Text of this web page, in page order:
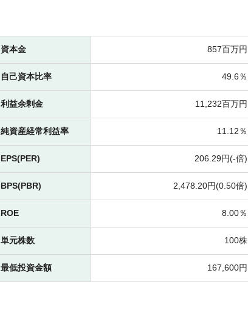
資本金 857百万円
自己資本比率 49.6％
利益余剰金 11,232百万円
純資産経常利益率 11.12％
EPS(PER) 206.29円(-倍)
BPS(PBR) 2,478.20円(0.50倍)
ROE 8.00％
単元株数 100株
最低投資金額 167,600円